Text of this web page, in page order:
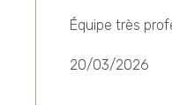
Équipe très
20/03/2026